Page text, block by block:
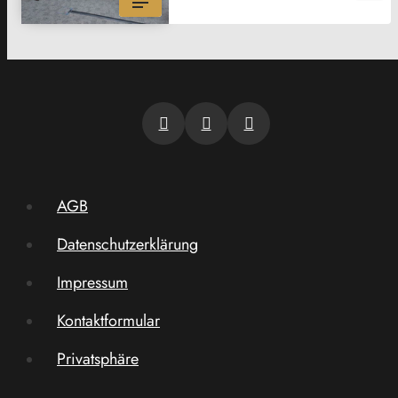
AGB
Datenschutzerklärung
Impressum
Kontaktformular
Privatsphäre